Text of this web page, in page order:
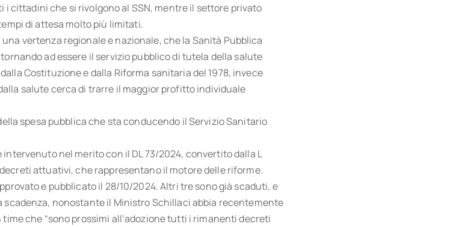
cittadini che si rivolgono al SSN, mentre il settore privato
di attesa molto più limitati.
vertenza regionale e nazionale, che la Sanità Pubblica
ad essere il servizio pubblico di tutela della salute
Costituzione e dalla Riforma sanitaria del 1978, invece
salute cerca di trarre il maggior profitto individuale
spesa pubblica che sta conducendo il Servizio Sanitario
intervenuto nel merito con il DL 73/2024, convertito dalla L
attuativi, che rappresentano il motore delle riforme.
e pubblicato il 28/10/2024. Altri tre sono già scaduti, e
scadenza, nonostante il Ministro Schillaci abbia recentemente
che “sono prossimi all’adozione tutti i rimanenti decreti